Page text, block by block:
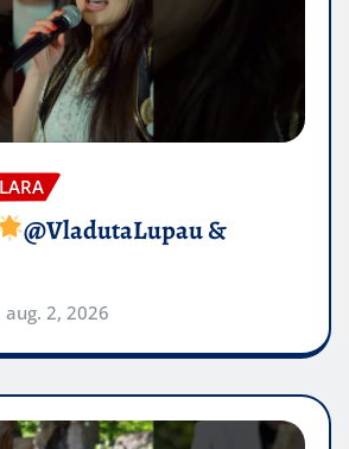
@VladutaLupau &
aug. 2, 2026